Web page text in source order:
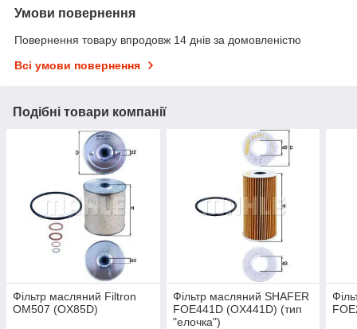
Умови повернення
Повернення товару впродовж 14 днів за домовленістю
Всі умови повернення
Подібні товари компанії
Фільтр масляний Filtron
OM507 (OX85D)
Фільтр масляний SHAFER
FOE441D (OX441D) (тип
"елочка")